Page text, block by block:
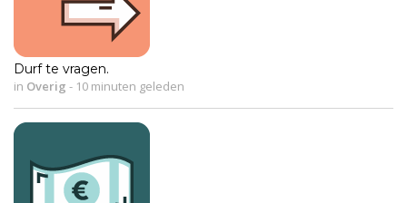
Durf te vragen.
in Overig - 10 minuten geleden